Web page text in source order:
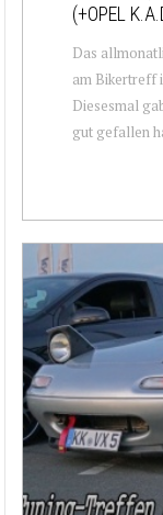
(+OPEL
Das
am Bikertreff
Diesesmal
gut gefallen